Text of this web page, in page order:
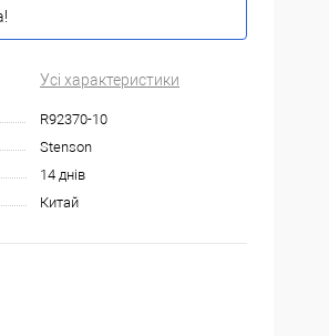
Усі характеристики
R92370-10
Stenson
14 днів
Китай